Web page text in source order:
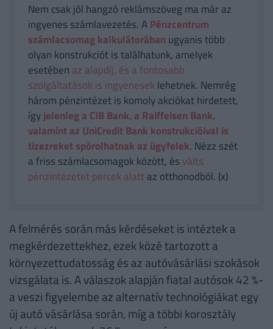
Nem csak jól hangzó reklámszöveg ma már az
ingyenes számlavezetés. APénzcentrum
számlacsomag kalkulátorában ugyanis több
olyan konstrukciót is találhatunk, amelyek
esetében az alapdíj, és a fontosabb
szolgáltatások is ingyenesek lehetnek. Nemrég
három pénzintézet is komoly akciókat hirdetett,
ígyjelenleg a CIB Bank, a Raiffeisen Bank,
valamint az UniCredit Bank konstrukcióival is
tízezreket spórolhatnak az ügyfelek. Nézz szét
a friss számlacsomagok között, és válts
pénzintézetet percek alattaz otthonodból. (x)
A felmérés során más kérdéseket is intéztek a
megkérdezettekhez, ezek közé tartozott a
környezettudatosság és az autóvásárlási szokások
vizsgálata is. A válaszok alapján fiatal autósok 42 %-
a veszi figyelembe az alternatív technológiákat egy
új autó vásárlása során, míg a többi korosztály